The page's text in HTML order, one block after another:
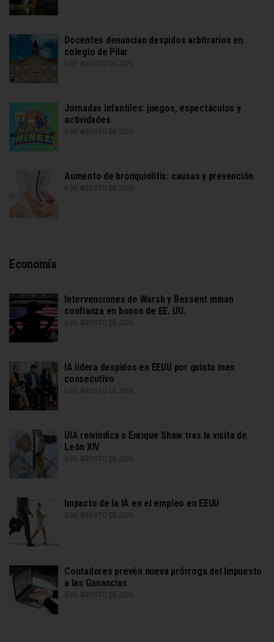
Docentes denuncian despidos arbitrarios en
colegio de Pilar
6 DE AGOSTO DE 2026
Jornadas infantiles: juegos, espectáculos y
actividades
6 DE AGOSTO DE 2026
Aumento de bronquiolitis: causas y prevención
6 DE AGOSTO DE 2026
Economía
Intervenciones de Warsh y Bessent minan
confianza en bonos de EE. UU.
6 DE AGOSTO DE 2026
IA lidera despidos en EEUU por quinto mes
consecutivo
6 DE AGOSTO DE 2026
UIA reivindica a Enrique Shaw tras la visita de
León XIV
5 DE AGOSTO DE 2026
Impacto de la IA en el empleo en EEUU
5 DE AGOSTO DE 2026
Contadores prevén nueva prórroga del Impuesto
a las Ganancias
5 DE AGOSTO DE 2026